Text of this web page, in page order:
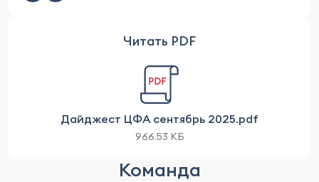
Читать PDF
Дайджест ЦФА сентябрь 2025.pdf
966.53 КБ
Команда